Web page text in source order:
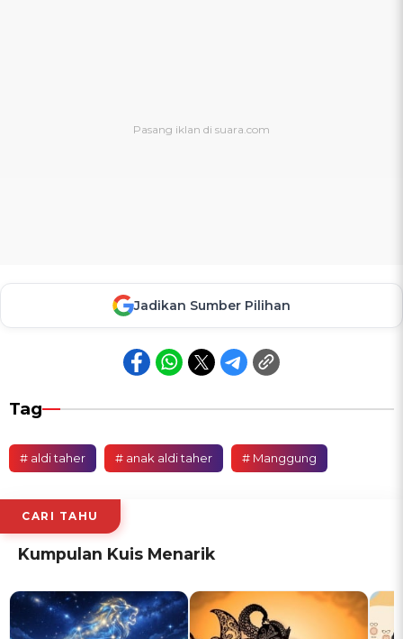
Jadikan Sumber Pilihan
Tag
# aldi taher # anak aldi taher # Manggung
CARI TAHU
Kumpulan Kuis Menarik